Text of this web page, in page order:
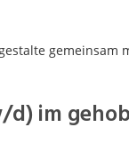
Medizin,
gemeinsam
im